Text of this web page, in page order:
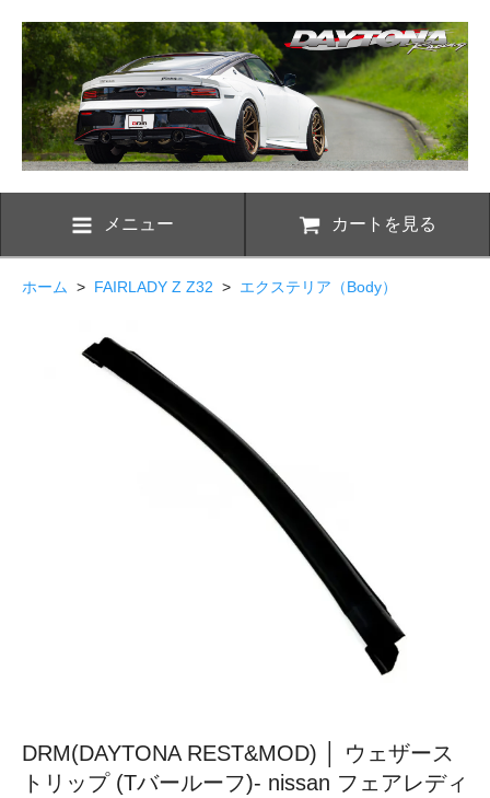
メニュー カートを見る
ホーム > FAIRLADY Z Z32 > エクステリア（Body）
DRM(DAYTONA REST&MOD) │ ウェザース
トリップ (Tバールーフ)- nissan フェアレディ